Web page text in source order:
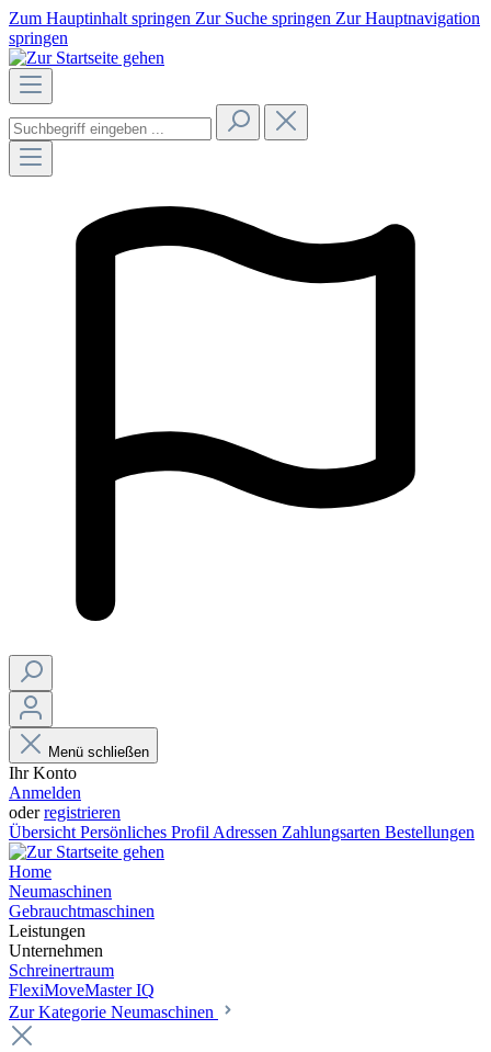
Zum Hauptinhalt springen Zur Suche springen Zur Hauptnavigation
springen
Menü schließen
Ihr Konto
Anmelden
oderregistrieren
Übersicht Persönliches Profil Adressen Zahlungsarten Bestellungen
Home
Neumaschinen
Gebrauchtmaschinen
Leistungen
Unternehmen
Schreinertraum
FlexiMoveMaster IQ
Zur Kategorie Neumaschinen